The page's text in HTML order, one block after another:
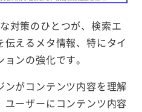
対策のひとつが、検索エ
えるメタ情報、特にタイ
ンの強化です。
がコンテンツ内容を理解
ーザーにコンテンツ内容